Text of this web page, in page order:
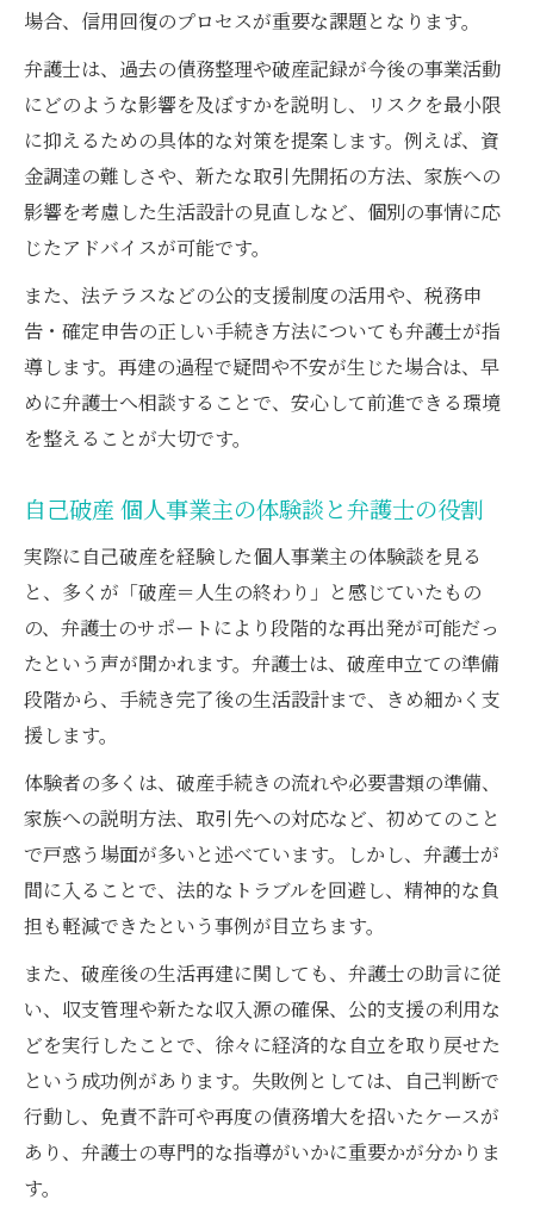
自己破産 個人事業主の申告注意ポイント
弁護士が解説する確定申告の流れと準備
破産手続き中の申告トラブルを防ぐ弁護士
術
自己破産後の確定申告に強い弁護士の活用
法
場合、信用回復のプロセスが重要な課題となります。
弁護士は、過去の債務整理や破産記録が今後の事業活動
にどのような影響を及ぼすかを説明し、リスクを最小限
に抑えるための具体的な対策を提案します。例えば、資
金調達の難しさや、新たな取引先開拓の方法、家族への
影響を考慮した生活設計の見直しなど、個別の事情に応
じたアドバイスが可能です。
また、法テラスなどの公的支援制度の活用や、税務申
告・確定申告の正しい手続き方法についても弁護士が指
導します。再建の過程で疑問や不安が生じた場合は、早
めに弁護士へ相談することで、安心して前進できる環境
を整えることが大切です。
自己破産 個人事業主の体験談と弁護士の役割
実際に自己破産を経験した個人事業主の体験談を見る
と、多くが「破産＝人生の終わり」と感じていたもの
の、弁護士のサポートにより段階的な再出発が可能だっ
たという声が聞かれます。弁護士は、破産申立ての準備
段階から、手続き完了後の生活設計まで、きめ細かく支
援します。
体験者の多くは、破産手続きの流れや必要書類の準備、
家族への説明方法、取引先への対応など、初めてのこと
で戸惑う場面が多いと述べています。しかし、弁護士が
間に入ることで、法的なトラブルを回避し、精神的な負
担も軽減できたという事例が目立ちます。
また、破産後の生活再建に関しても、弁護士の助言に従
い、収支管理や新たな収入源の確保、公的支援の利用な
どを実行したことで、徐々に経済的な自立を取り戻せた
という成功例があります。失敗例としては、自己判断で
行動し、免責不許可や再度の債務増大を招いたケースが
あり、弁護士の専門的な指導がいかに重要かが分かりま
す。